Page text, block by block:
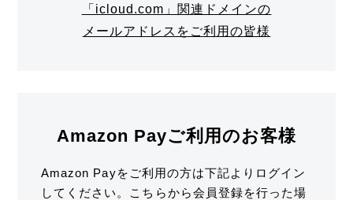
「icloud.com」関連ドメインの
メールアドレスをご利用の皆様
Amazon Payご利用のお客様
Amazon Payをご利用の方は下記よりログイン
してください。こちらから会員登録を行った場